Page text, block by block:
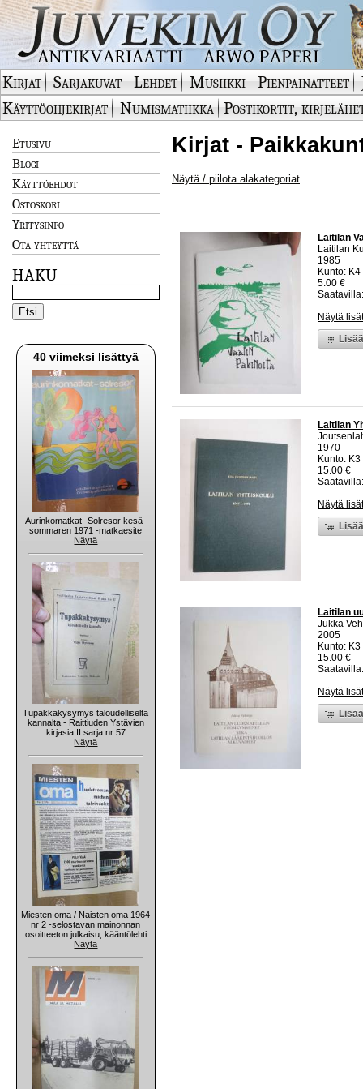
Kirjat Sarjakuvat Lehdet Musiikki Pienpainatteet
Käyttöohjekirjat
Numismatiikka Postikortit,
Etusivu
Blogi
Käyttöehdot
Ostoskori
Yritysinfo
Ota yhteyttä
HAKU
40 viimeksi lisättyä
Aurinkomatkat -Solresor kesä-
sommaren 1971 -matkaesite
Näytä
Tupakkakysymys taloudelliselta
kannalta - Raittiuden Ystävien
kirjasia II sarja nr 57
Näytä
Miesten oma / Naisten oma 1964
nr 2 -selostavan mainonnan
osoitteeton julkaisu, kääntölehti
Näytä
Kirjat -
Näytä / piilota alakategoriat
Laitilan
Laitilan
1985
Kunto:
5.00 €
Näytä
Laitilan
1970
Kunto:
15.00 €
Näytä
Laitilan
Jukka
2005
Kunto:
15.00 €
Näytä